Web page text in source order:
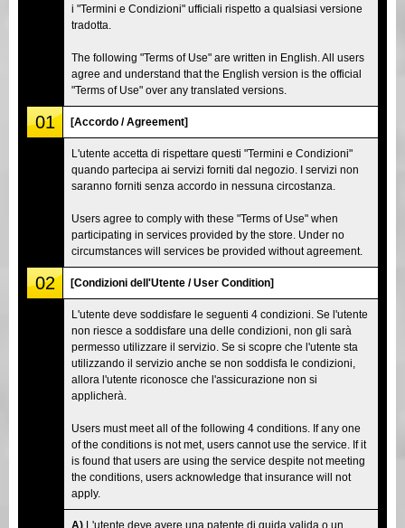
Tokyo Asakusa Osaka
i "Termini e Condizioni" ufficiali rispetto a qualsiasi versione
tradotta.
The following "Terms of Use" are written in English. All users
agree and understand that the English version is the official
"Terms of Use" over any translated versions.
01 [Accordo / Agreement]
L'utente accetta di rispettare questi "Termini e Condizioni"
quando partecipa ai servizi forniti dal negozio. I servizi non
saranno forniti senza accordo in nessuna circostanza.
Users agree to comply with these "Terms of Use" when
participating in services provided by the store. Under no
circumstances will services be provided without agreement.
02 [Condizioni dell'Utente / User Condition]
L'utente deve soddisfare le seguenti 4 condizioni. Se l'utente
non riesce a soddisfare una delle condizioni, non gli sarà
permesso utilizzare il servizio. Se si scopre che l'utente sta
utilizzando il servizio anche se non soddisfa le condizioni,
allora l'utente riconosce che l'assicurazione non si
applicherà.
Users must meet all of the following 4 conditions. If any one
of the conditions is not met, users cannot use the service. If it
is found that users are using the service despite not meeting
the conditions, users acknowledge that insurance will not
apply.
A) L'utente deve avere una patente di guida valida o un